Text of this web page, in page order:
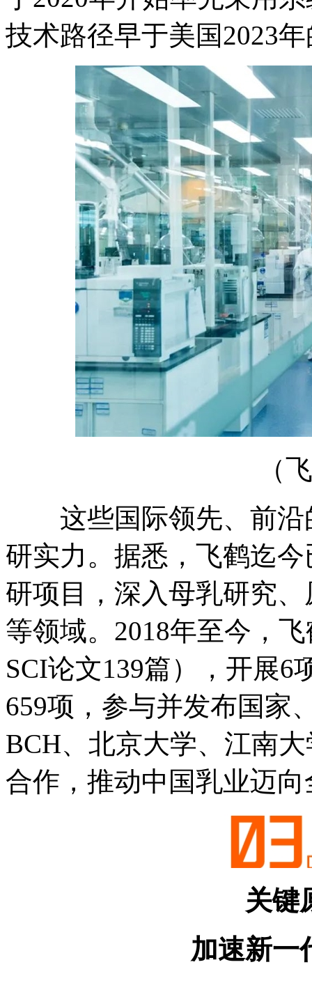
技术路径早于美国2023
（飞
这些国际领先、前沿
研实力。据悉，飞鹤迄
研项目，深入母乳研究
等领域。2018年至今，
SCI论文139篇），开展6
659项，参与并发布国家
BCH、北京大学、江南
合作，推动中国乳业迈
关键
加速新一